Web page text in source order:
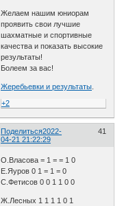
Желаем нашим юниорам
проявить свои лучшие
шахматные и спортивные
качества и показать высокие
результаты!
Болеем за вас!
Жеребьевки и результаты
+2
Поделиться 41
2022-
04-21 21:22:29
О.Власова = 1 = = 1 0
Е.Яуров 0 1 = 1 = 0
С.Фетисов 0 0 1 1 0 0
Ж.Лесных 1 1 1 1 0 1